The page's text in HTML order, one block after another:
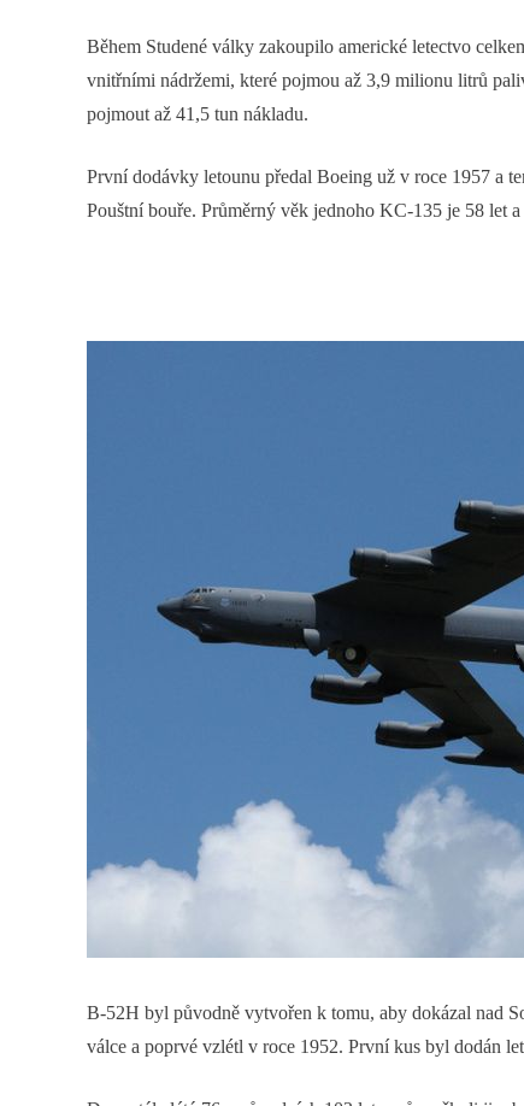
Během Studené války zakoupilo americké letectvo
vnitřními nádržemi, které pojmou až 3,9 milionu litrů
pojmout až 41,5 tun nákladu.
První dodávky letounu předal Boeing už v roce 1957 a
Pouštní bouře. Průměrný věk jednoho KC-135 je 58 let a
B-52H byl původně vytvořen k tomu, aby dokázal nad
válce a poprvé vzlétl v roce 1952. První kus byl dodán